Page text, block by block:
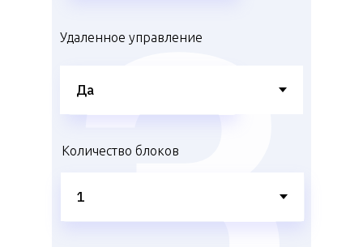
Удаленное управление
Количество блоков